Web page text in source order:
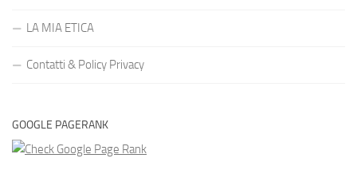
LA MIA ETICA
Contatti & Policy Privacy
GOOGLE PAGERANK